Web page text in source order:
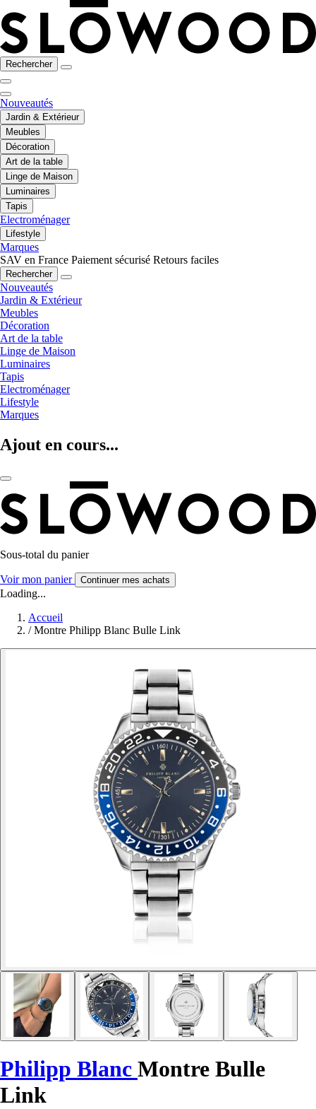
Rechercher
Nouveautés
Jardin & Extérieur
Meubles
Décoration
Art de la table
Linge de Maison
Luminaires
Tapis
Electroménager
Lifestyle
Marques
SAV en France Paiement sécurisé Retours faciles
Rechercher
Nouveautés
Jardin & Extérieur
Meubles
Décoration
Art de la table
Linge de Maison
Luminaires
Tapis
Electroménager
Lifestyle
Marques
Ajout en cours...
Sous-total du panier
Voir mon panier Continuer mes achats
Loading...
Accueil
/ Montre Philipp Blanc Bulle Link
Philipp Blanc Montre Bulle
Link